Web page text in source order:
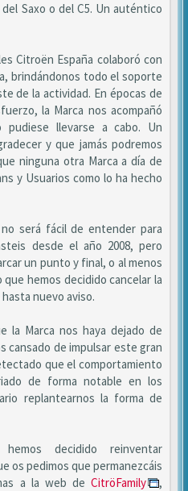
Saxo o del C5. Un auténtico
Citroën España colaboró con
brindándonos todo el soporte
de la actividad. En épocas de
la Marca nos acompañó
llevarse a cabo. Un
y que jamás podremos
ninguna otra Marca a día de
y Usuarios como lo ha hecho
será fácil de entender para
desde el año 2008, pero
un punto y final, o al menos
hemos decidido cancelar la
nuevo aviso.
la Marca nos haya dejado de
cansado de impulsar este gran
que el comportamiento
de forma notable en los
replantearnos la forma de
decidido reinventar
os pedimos que permanezcáis
a la web de CitröFamily
,